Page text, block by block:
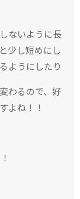
ないように長
少し短めにし
ようにしたり
わるので、好
よね！！